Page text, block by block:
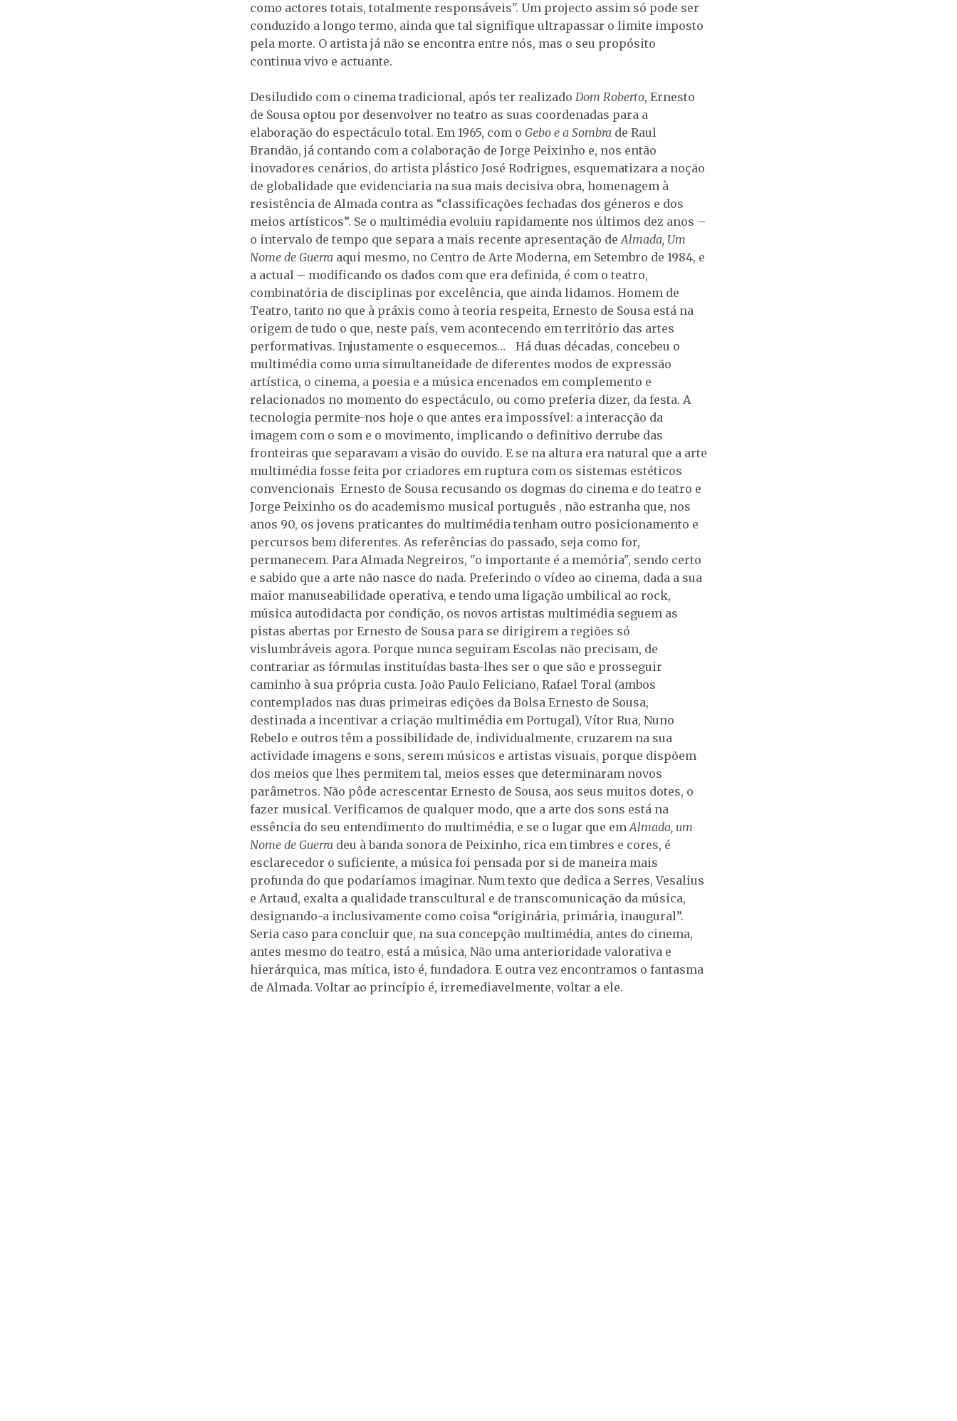
como actores totais, totalmente responsáveis". Um projecto assim só pode ser
conduzido a longo termo, ainda que tal signifique ultrapassar o limite imposto
pela morte. O artista já não se encontra entre nós, mas o seu propósito
continua vivo e actuante.
Desiludido com o cinema tradicional, após ter realizado Dom Roberto, Ernesto
de Sousa optou por desenvolver no teatro as suas coordenadas para a
elaboração do espectáculo total. Em 1965, com o Gebo e a Sombra de Raul
Brandão, já contando com a colaboração de Jorge Peixinho e, nos então
inovadores cenários, do artista plástico José Rodrigues, esquematizara a noção
de globalidade que evidenciaria na sua mais decisiva obra, homenagem à
resistência de Almada contra as “classificações fechadas dos géneros e dos
meios artísticos”. Se o multimédia evoluiu rapidamente nos últimos dez anos –
o intervalo de tempo que separa a mais recente apresentação de Almada, Um
Nome de Guerra aqui mesmo, no Centro de Arte Moderna, em Setembro de 1984, e
a actual – modificando os dados com que era definida, é com o teatro,
combinatória de disciplinas por excelência, que ainda lidamos. Homem de
Teatro, tanto no que à práxis como à teoria respeita, Ernesto de Sousa está na
origem de tudo o que, neste país, vem acontecendo em território das artes
performativas. Injustamente o esquecemos… Há duas décadas, concebeu o
multimédia como uma simultaneidade de diferentes modos de expressão
artística, o cinema, a poesia e a música encenados em complemento e
relacionados no momento do espectáculo, ou como preferia dizer, da festa. A
tecnologia permite-nos hoje o que antes era impossível: a interacção da
imagem com o som e o movimento, implicando o definitivo derrube das
fronteiras que separavam a visão do ouvido. E se na altura era natural que a arte
multimédia fosse feita por criadores em ruptura com os sistemas estéticos
convencionais Ernesto de Sousa recusando os dogmas do cinema e do teatro e
Jorge Peixinho os do academismo musical português , não estranha que, nos
anos 90, os jovens praticantes do multimédia tenham outro posicionamento e
percursos bem diferentes. As referências do passado, seja como for,
permanecem. Para Almada Negreiros, "o importante é a memória", sendo certo
e sabido que a arte não nasce do nada. Preferindo o vídeo ao cinema, dada a sua
maior manuseabilidade operativa, e tendo uma ligação umbilical ao rock,
música autodidacta por condição, os novos artistas multimédia seguem as
pistas abertas por Ernesto de Sousa para se dirigirem a regiões só
vislumbráveis agora. Porque nunca seguiram Escolas não precisam, de
contrariar as fórmulas instituídas basta-lhes ser o que são e prosseguir
caminho à sua própria custa. João Paulo Feliciano, Rafael Toral (ambos
contemplados nas duas primeiras edições da Bolsa Ernesto de Sousa,
destinada a incentivar a criação multimédia em Portugal), Vítor Rua, Nuno
Rebelo e outros têm a possibilidade de, individualmente, cruzarem na sua
actividade imagens e sons, serem músicos e artistas visuais, porque dispõem
dos meios que lhes permitem tal, meios esses que determinaram novos
parâmetros. Não pôde acrescentar Ernesto de Sousa, aos seus muitos dotes, o
fazer musical. Verificamos de qualquer modo, que a arte dos sons está na
essência do seu entendimento do multimédia, e se o lugar que em Almada, um
Nome de Guerra deu à banda sonora de Peixinho, rica em timbres e cores, é
esclarecedor o suficiente, a música foi pensada por si de maneira mais
profunda do que podaríamos imaginar. Num texto que dedica a Serres, Vesalius
e Artaud, exalta a qualidade transcultural e de transcomunicação da música,
designando-a inclusivamente como coisa “originária, primária, inaugural”.
Seria caso para concluir que, na sua concepção multimédia, antes do cinema,
antes mesmo do teatro, está a música, Não uma anterioridade valorativa e
hierárquica, mas mítica, isto é, fundadora. E outra vez encontramos o fantasma
de Almada. Voltar ao princípio é, irremediavelmente, voltar a ele.